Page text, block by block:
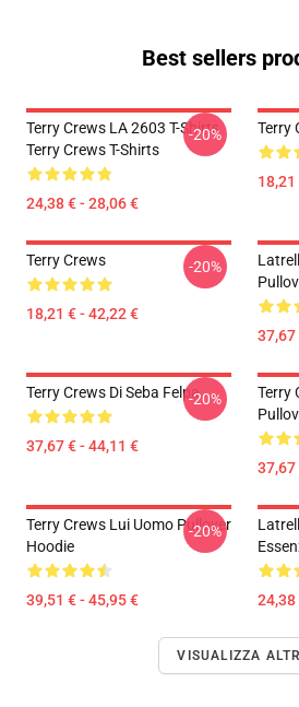
Best sellers
Terry Crews LA 2603 T-Shirts
Terry Crews T-Shirts
24,38 € - 28,06 €
-20% Terry
18,21
Terry Crews
18,21 € - 42,22 €
-20%
37,67
Terry Crews Di Seba Felpa
37,67 € - 44,11 €
-20%
Terry
37,67
Terry Crews Lui Uomo Pullover
Hoodie
39,51 € - 45,95 €
-20%
24,38
VISUALIZZA